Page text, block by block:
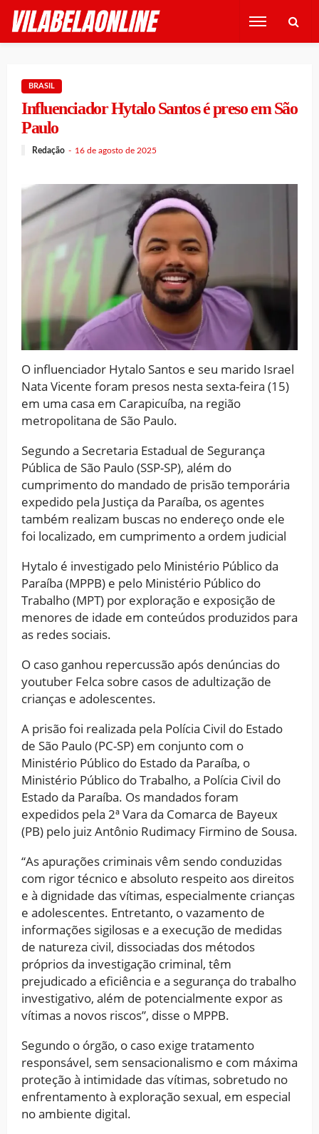
BRASIL
Influenciador Hytalo Santos é preso em São
Paulo
Redação 16 de agosto de 2025
O influenciador Hytalo Santos e seu marido Israel
Nata Vicente foram presos nesta sexta-feira (15)
em uma casa em Carapicuíba, na região
metropolitana de São Paulo.
Segundo a Secretaria Estadual de Segurança
Pública de São Paulo (SSP-SP), além do
cumprimento do mandado de prisão temporária
expedido pela Justiça da Paraíba, os agentes
também realizam buscas no endereço onde ele
foi localizado, em cumprimento a ordem judicial
Hytalo é investigado pelo Ministério Público da
Paraíba (MPPB) e pelo Ministério Público do
Trabalho (MPT) por exploração e exposição de
menores de idade em conteúdos produzidos para
as redes sociais.
O caso ganhou repercussão após denúncias do
youtuber Felca sobre casos de adultização de
crianças e adolescentes.
A prisão foi realizada pela Polícia Civil do Estado
de São Paulo (PC-SP) em conjunto com o
Ministério Público do Estado da Paraíba, o
Ministério Público do Trabalho, a Polícia Civil do
Estado da Paraíba. Os mandados foram
expedidos pela 2ª Vara da Comarca de Bayeux
(PB) pelo juiz Antônio Rudimacy Firmino de Sousa.
“As apurações criminais vêm sendo conduzidas
com rigor técnico e absoluto respeito aos direitos
e à dignidade das vítimas, especialmente crianças
e adolescentes. Entretanto, o vazamento de
informações sigilosas e a execução de medidas
de natureza civil, dissociadas dos métodos
próprios da investigação criminal, têm
prejudicado a eficiência e a segurança do trabalho
investigativo, além de potencialmente expor as
vítimas a novos riscos”, disse o MPPB.
Segundo o órgão, o caso exige tratamento
responsável, sem sensacionalismo e com máxima
proteção à intimidade das vítimas, sobretudo no
enfrentamento à exploração sexual, em especial
no ambiente digital.